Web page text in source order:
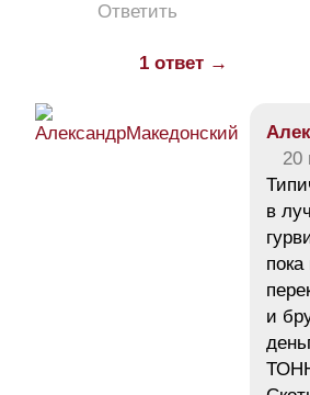
Ответить
1 ответ →
20
в
и